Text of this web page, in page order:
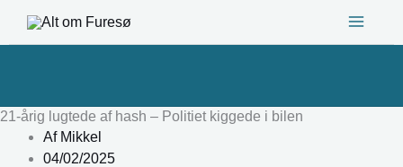
21-årig lugtede af hash – Politiet kiggede i bilen
AfMikkel
04/02/2025